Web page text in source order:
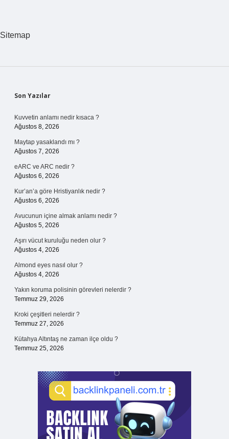
Sitemap
Sidebar
Son Yazılar
Kuvvetin anlamı nedir kısaca ?
Ağustos 8, 2026
Maytap yasaklandı mı ?
Ağustos 7, 2026
eARC ve ARC nedir ?
Ağustos 6, 2026
Kur’an’a göre Hristiyanlık nedir ?
Ağustos 6, 2026
Avucunun içine almak anlamı nedir ?
Ağustos 5, 2026
Aşırı vücut kuruluğu neden olur ?
Ağustos 4, 2026
Almond eyes nasıl olur ?
Ağustos 4, 2026
Yakın koruma polisinin görevleri nelerdir ?
Temmuz 29, 2026
Kroki çeşitleri nelerdir ?
Temmuz 27, 2026
Kütahya Altıntaş ne zaman ilçe oldu ?
Temmuz 25, 2026